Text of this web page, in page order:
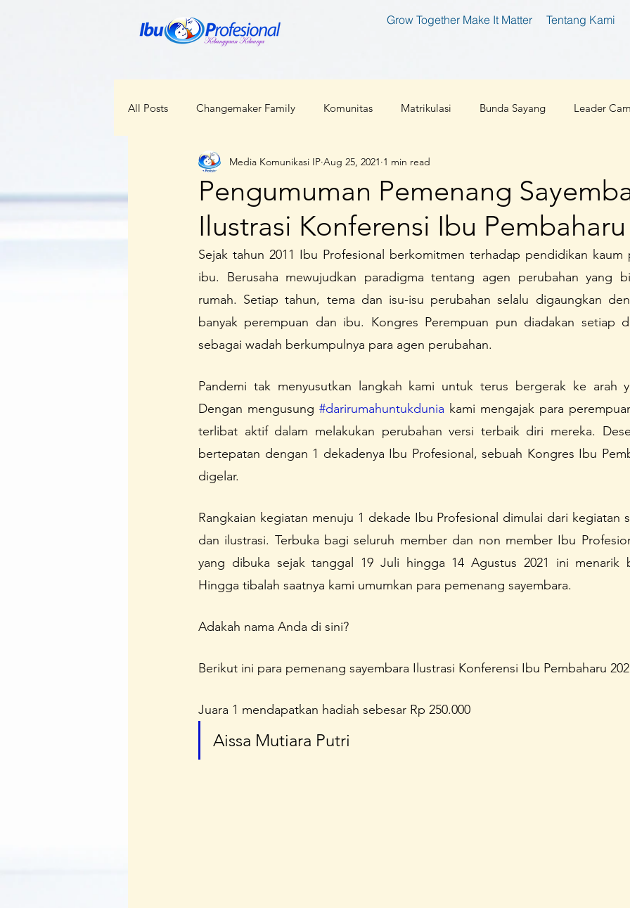
Grow Together Make It Matter Tentang Kami
All Posts Changemaker Family Komunitas Matrikulasi Bunda Sayang Leader
RBI Bunda Cekatan Bunda Produktif
Kabar Regional Perempuan dan Teknologi Corona 2019 Parenting Cloud 9
Kesehatan Lokal Mengglobal Ibu Pembaharu Inspirasi Foundation Ibu
Regenerasi Ibu Profesional Konferensi Perempuan Indonesia A Home
Festival Perempuan Pemimpin
Pengumuman Pemenang
Ilustrasi Konferensi Ibu Pembaharu
Media Komunikasi IP Aug 25, 2021 1 min read
Sejak tahun 2011 Ibu Profesional berkomitmen terhadap pendidikan kaum
ibu. Berusaha mewujudkan paradigma tentang agen perubahan yang
rumah. Setiap tahun, tema dan isu-isu perubahan selalu digaungkan
banyak perempuan dan ibu. Kongres Perempuan pun diadakan setiap
sebagai wadah berkumpulnya para agen perubahan.
Pandemi tak menyusutkan langkah kami untuk terus bergerak ke arah
Dengan mengusung #darirumahuntukdunia kami mengajak para
terlibat aktif dalam melakukan perubahan versi terbaik diri mereka.
bertepatan dengan 1 dekadenya Ibu Profesional, sebuah Kongres Ibu
digelar.
Rangkaian kegiatan menuju 1 dekade Ibu Profesional dimulai dari kegiatan
dan ilustrasi. Terbuka bagi seluruh member dan non member Ibu
yang dibuka sejak tanggal 19 Juli hingga 14 Agustus 2021 ini menarik
Hingga tibalah saatnya kami umumkan para pemenang sayembara.
Adakah nama Anda di sini?
Berikut ini para pemenang sayembara Ilustrasi Konferensi Ibu Pembaharu
Juara 1 mendapatkan hadiah sebesar Rp 250.000
Aissa Mutiara Putri